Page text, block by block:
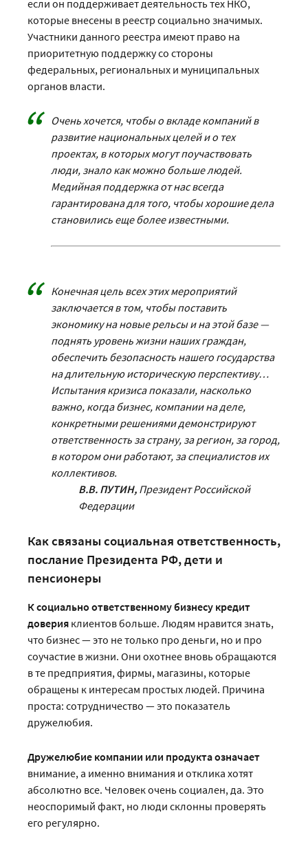
если он поддерживает деятельность тех НКО,
которые внесены в реестр социально значимых.
Участники данного реестра имеют право на
приоритетную поддержку со стороны
федеральных, региональных и муниципальных
органов власти.
Очень хочется, чтобы о вкладе компаний в
развитие национальных целей и о тех
проектах, в которых могут поучаствовать
люди, знало как можно больше людей.
Медийная поддержка от нас всегда
гарантирована для того, чтобы хорошие дела
становились еще более известными.
Конечная цель всех этих мероприятий
заключается в том, чтобы поставить
экономику на новые рельсы и на этой базе —
поднять уровень жизни наших граждан,
обеспечить безопасность нашего государства
на длительную историческую перспективу…
Испытания кризиса показали, насколько
важно, когда бизнес, компании на деле,
конкретными решениями демонстрируют
ответственность за страну, за регион, за город,
в котором они работают, за специалистов их
коллективов.
В.В. ПУТИН, Президент Российской
Федерации
Как связаны социальная ответственность,
послание Президента РФ, дети и
пенсионеры
К социально ответственному бизнесу кредит
доверия клиентов больше. Людям нравится знать,
что бизнес — это не только про деньги, но и про
соучастие в жизни. Они охотнее вновь обращаются
в те предприятия, фирмы, магазины, которые
обращены к интересам простых людей. Причина
проста: сотрудничество — это показатель
дружелюбия.
Дружелюбие компании или продукта означает
внимание, а именно внимания и отклика хотят
абсолютно все. Человек очень социален, да. Это
неоспоримый факт, но люди склонны проверять
его регулярно.